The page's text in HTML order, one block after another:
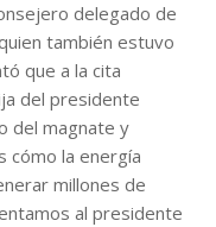
delegado de
también estuvo
que a la cita
del presidente
del magnate y
cómo la energía
millones de
al presidente